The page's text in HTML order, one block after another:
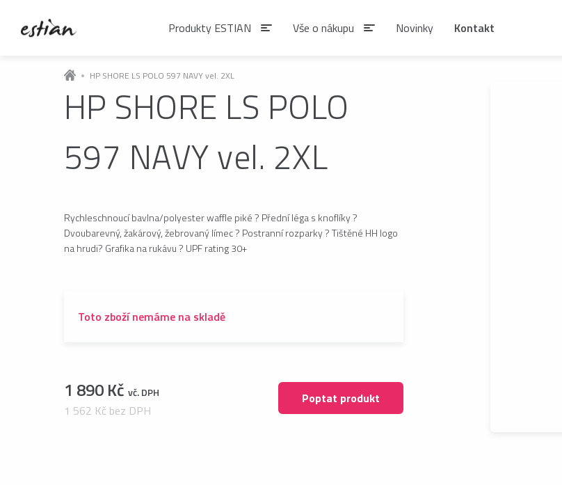
HP SHORE LS POLO 597 NAVY vel. 2XL
HP SHORE LS POLO
597 NAVY vel. 2XL
Rychleschnoucí bavlna/polyester waffle piké ? Přední léga s knoflíky ?
Dvoubarevný, žakárový, žebrovaný límec ? Postranní rozparky ? Tištěné HH logo
na hrudi? Grafika na rukávu ? UPF rating 30+
Toto zboží nemáme na skladě
1 890 Kč vč. DPH
1 562 Kč bez DPH
Poptat produkt
Produkty ESTIAN
Produkty ESTIAN
VÝDEJNÍKY VODY
SIRUPY A NÁPOJOVÉ
KONCENTRÁTY
ČAJE
Vše o nákupu Novinky Kontakt